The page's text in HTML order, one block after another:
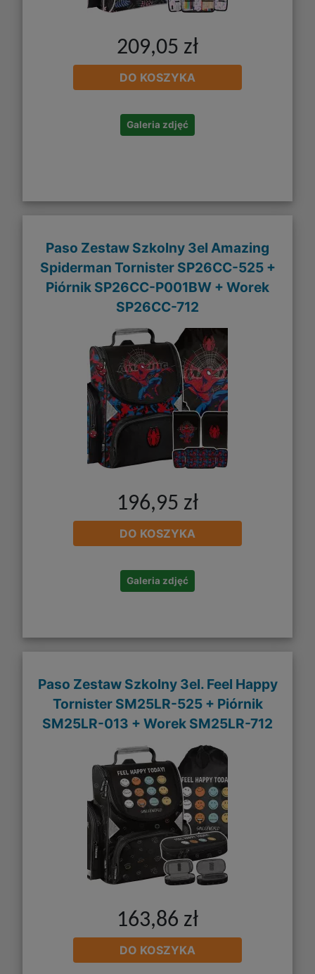
209,05 zł
DO KOSZYKA
Galeria zdjęć
Paso Zestaw Szkolny 3el Amazing
Spiderman Tornister SP26CC-525 +
Piórnik SP26CC-P001BW + Worek
SP26CC-712
196,95 zł
DO KOSZYKA
Galeria zdjęć
Paso Zestaw Szkolny 3el. Feel Happy
Tornister SM25LR-525 + Piórnik
SM25LR-013 + Worek SM25LR-712
163,86 zł
DO KOSZYKA